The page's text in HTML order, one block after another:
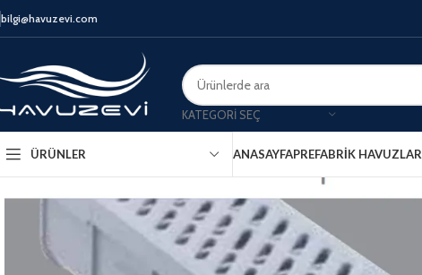
bilgi@havuzevi.com
KATEGORI SEÇ
ÜRÜNLER ANASAYFAPREFABRIK HAVUZLAR